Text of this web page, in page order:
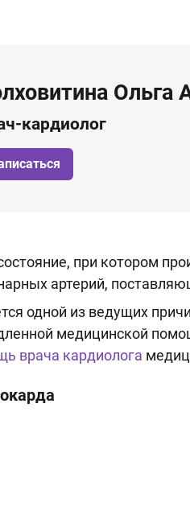
Ольга
кардиолог
при котором
артерий,
одной из ведущих
медицинской
врача кардиолога